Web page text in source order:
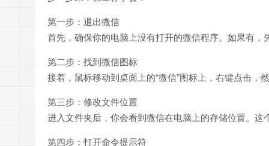
第一步：退出微信
首先，确保你的电脑上没有打开的微信程序。如果有，
第二步：找到微信图标
接着，鼠标移动到桌面上的“微信”图标上，右键点击，
第三步：修改文件位置
进入文件夹后，你会看到微信在电脑上的存储位置。
第四步：打开命令提示符